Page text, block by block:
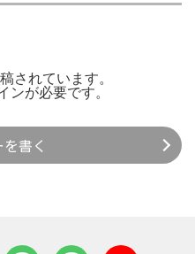
されています。
ンが必要です。
書く